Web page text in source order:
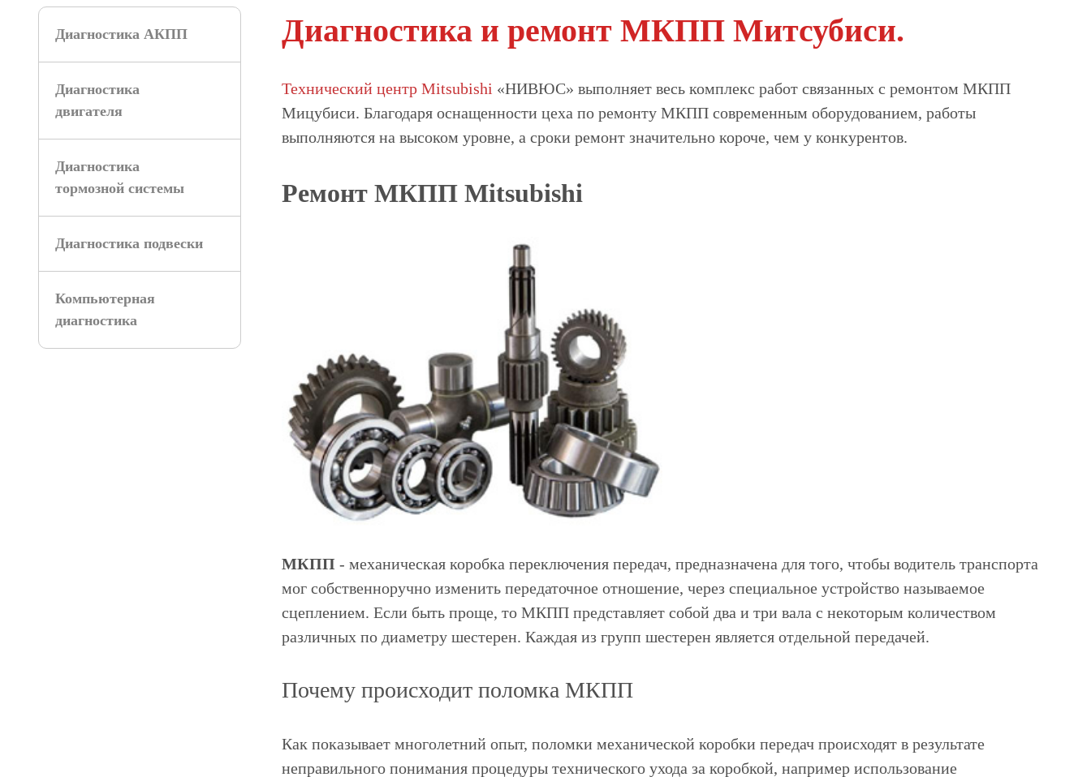
Диагностика АКПП
Диагностика
двигателя
Диагностика
тормозной системы
Диагностика подвески
Компьютерная
диагностика
Диагностика и ремонт МКПП Митсубиси.
Технический центр Mitsubishi «НИВЮС» выполняет весь комплекс работ связанных с ремонтом МКПП
Мицубиси. Благодаря оснащенности цеха по ремонту МКПП современным оборудованием, работы
выполняются на высоком уровне, а сроки ремонт значительно короче, чем у конкурентов.
Ремонт МКПП Mitsubishi
МКПП - механическая коробка переключения передач, предназначена для того, чтобы водитель транспорта
мог собственноручно изменить передаточное отношение, через специальное устройство называемое
сцеплением. Если быть проще, то МКПП представляет собой два и три вала с некоторым количеством
различных по диаметру шестерен. Каждая из групп шестерен является отдельной передачей.
Почему происходит поломка МКПП
Как показывает многолетний опыт, поломки механической коробки передач происходят в результате
неправильного понимания процедуры технического ухода за коробкой, например использование